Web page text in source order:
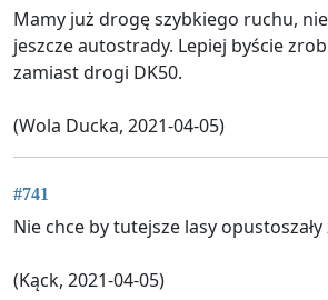
Mamy już drogę szybkiego ruchu,
jeszcze autostrady. Lepiej byście
zamiast drogi DK50.
(Wola Ducka, 2021-04-05)
#741
Nie chce by tutejsze lasy
(Kąck, 2021-04-05)